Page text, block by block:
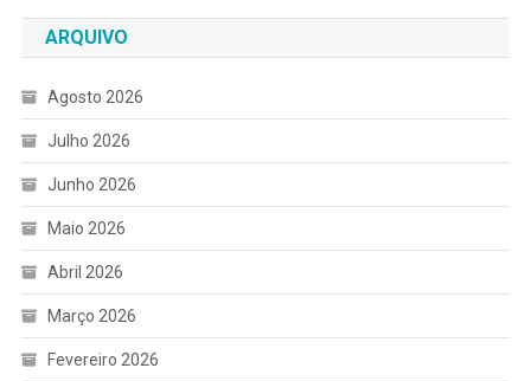
ARQUIVO
Agosto 2026
Julho 2026
Junho 2026
Maio 2026
Abril 2026
Março 2026
Fevereiro 2026